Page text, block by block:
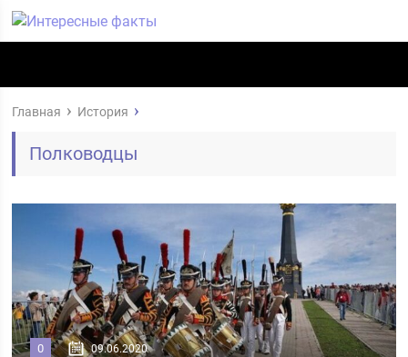
Главная История
Полководцы
0 09.06.2020